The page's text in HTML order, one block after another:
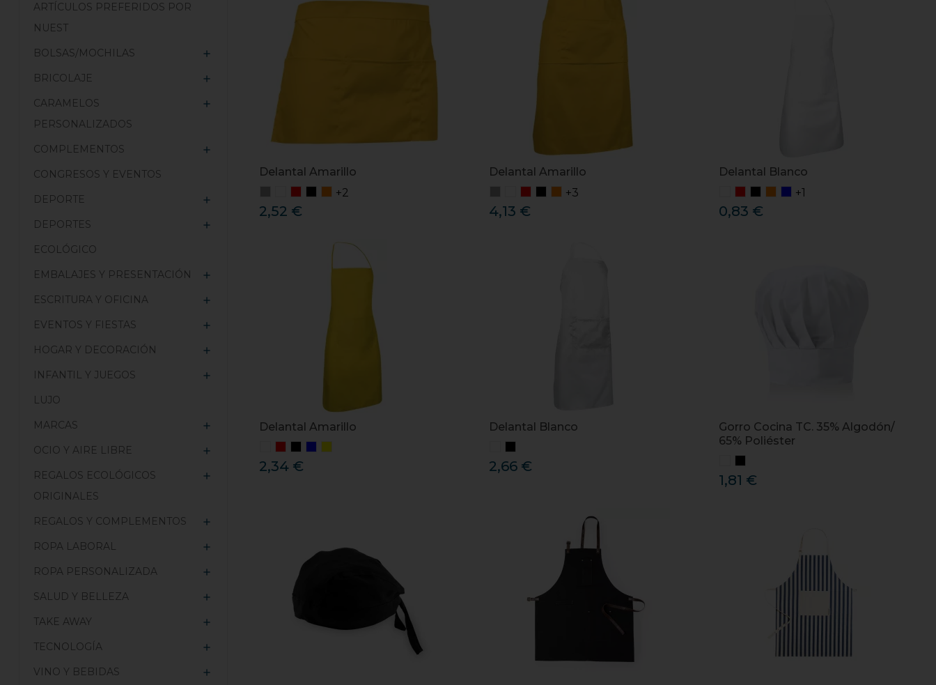
ARTÍCULOS PREFERIDOS POR
NUEST
BOLSAS/MOCHILAS

BRICOLAJE 
CARAMELOS
PERSONALIZADOS

COMPLEMENTOS 
CONGRESOS Y EVENTOS
DEPORTE

DEPORTES 
ECOLÓGICO
EMBALAJES Y PRESENTACIÓN

ESCRITURA Y OFICINA 
EVENTOS Y FIESTAS 
HOGAR Y DECORACIÓN 
INFANTIL Y JUEGOS 
LUJO
MARCAS

OCIO Y AIRE LIBRE 
REGALOS ECOLÓGICOS
ORIGINALES

REGALOS Y COMPLEMENTOS 
ROPA LABORAL 
ROPA PERSONALIZADA 
SALUD Y BELLEZA 
TAKE AWAY 
TECNOLOGÍA 
VINO Y BEBIDAS 
Delantal Amarillo
+2
2,52 €
Delantal Amarillo
+3
4,13 €
Delantal Blanco
+1
0,83 €
Delantal Amarillo
2,34 €
Delantal Blanco
2,66 €
Gorro Cocina TC. 35% Algodón/
65% Poliéster
1,81 €